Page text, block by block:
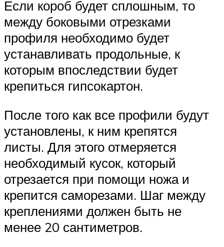
Если короб будет сплошным, то
между боковыми отрезками
профиля необходимо будет
устанавливать продольные, к
которым впоследствии будет
крепиться гипсокартон.
После того как все профили будут
установлены, к ним крепятся
листы. Для этого отмеряется
необходимый кусок, который
отрезается при помощи ножа и
крепится саморезами. Шаг между
креплениями должен быть не
менее 20 сантиметров.